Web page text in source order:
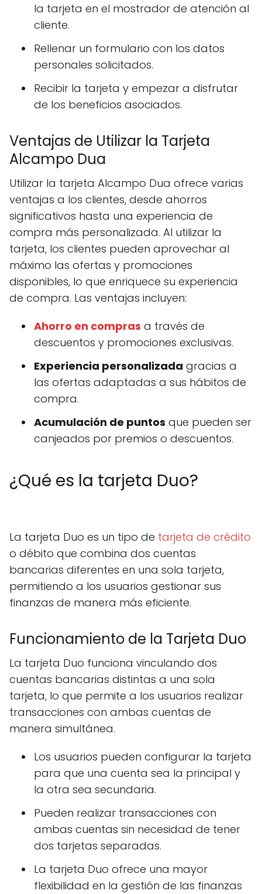
la tarjeta en el mostrador de atención al
cliente.
Rellenar un formulario con los datos
personales solicitados.
Recibir la tarjeta y empezar a disfrutar
de los beneficios asociados.
Ventajas de Utilizar la Tarjeta
Alcampo Dua
Utilizar la tarjeta Alcampo Dua ofrece varias
ventajas a los clientes, desde ahorros
significativos hasta una experiencia de
compra más personalizada. Al utilizar la
tarjeta, los clientes pueden aprovechar al
máximo las ofertas y promociones
disponibles, lo que enriquece su experiencia
de compra. Las ventajas incluyen:
Ahorro en compras a través de
descuentos y promociones exclusivas.
Experiencia personalizada gracias a
las ofertas adaptadas a sus hábitos de
compra.
Acumulación de puntos que pueden ser
canjeados por premios o descuentos.
¿Qué es la tarjeta Duo?
La tarjeta Duo es un tipo de tarjeta de crédito
o débito que combina dos cuentas
bancarias diferentes en una sola tarjeta,
permitiendo a los usuarios gestionar sus
finanzas de manera más eficiente.
Funcionamiento de la Tarjeta Duo
La tarjeta Duo funciona vinculando dos
cuentas bancarias distintas a una sola
tarjeta, lo que permite a los usuarios realizar
transacciones con ambas cuentas de
manera simultánea.
Los usuarios pueden configurar la tarjeta
para que una cuenta sea la principal y
la otra sea secundaria.
Pueden realizar transacciones con
ambas cuentas sin necesidad de tener
dos tarjetas separadas.
La tarjeta Duo ofrece una mayor
flexibilidad en la gestión de las finanzas